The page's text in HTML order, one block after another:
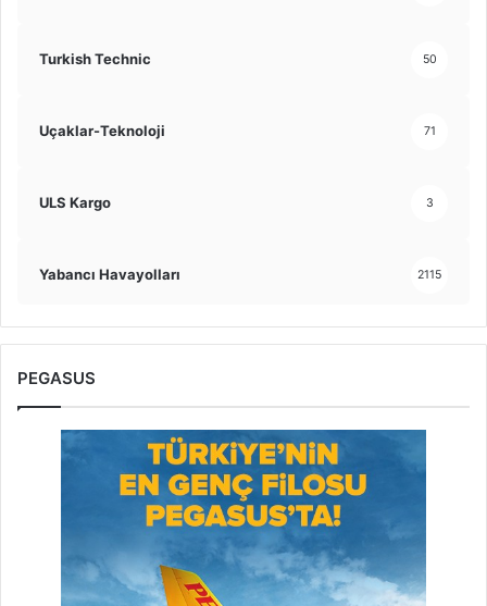
Turkish Technic 50
Uçaklar-Teknoloji 71
ULS Kargo 3
Yabancı Havayolları 2115
PEGASUS